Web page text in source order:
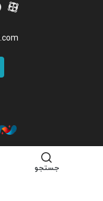
جستجو
.com